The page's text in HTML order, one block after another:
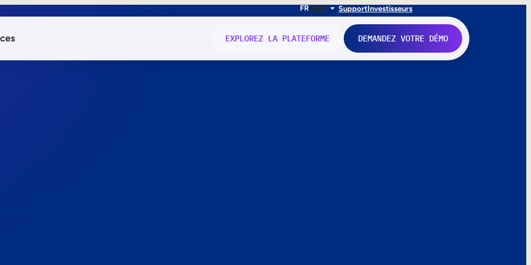
FRENIT SupportInvestisseurs
EXPLOREZ LA PLATEFORME DEMANDEZ VOTRE DÉMO